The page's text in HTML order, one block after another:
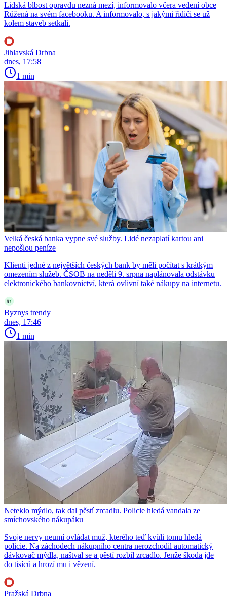
Lidská blbost opravdu nezná mezí, informovalo včera vedení obce
Růžená na svém facebooku. A informovalo, s jakými řidiči se už
kolem staveb setkali.
Jihlavská Drbna
dnes, 17:58
1 min
Velká česká banka vypne své služby. Lidé nezaplatí kartou ani
nepošlou peníze
Klienti jedné z největších českých bank by měli počítat s krátkým
omezením služeb. ČSOB na neděli 9. srpna naplánovala odstávku
elektronického bankovnictví, která ovlivní také nákupy na internetu.
Byznys trendy
dnes, 17:46
1 min
Neteklo mýdlo, tak dal pěstí zrcadlu. Policie hledá vandala ze
smíchovského nákupáku
Svoje nervy neumí ovládat muž, kterého teď kvůli tomu hledá
policie. Na záchodech nákupního centra nerozchodil automatický
dávkovač mýdla, naštval se a pěstí rozbil zrcadlo. Jenže škoda jde
do tisíců a hrozí mu i vězení.
Pražská Drbna